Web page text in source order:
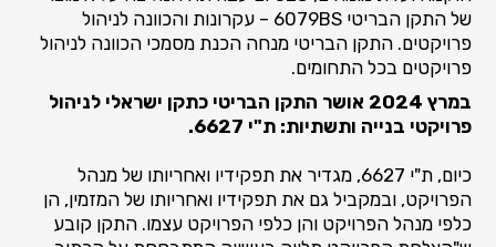
של התקן הבריטי 6079BS – עקרונות והכוונה לניהול
פרויקטים. התקן הבריטי מנחה הכנת מסמכי הכוונה לניהול
פרויקטים בכל התחומים.
במרץ 2024 אושר התקן הבריטי כתקן ישראלי לניהול
פרויקטי בנייה ותשתיות: ת"י 6627.
כיום, ת"י 6627, מגדיר את תפקידיו ואחריותו של מנהל
הפרויקט, ובמקביל גם את תפקידיו ואחריותו של המזמין, הן
כלפי מנהל הפרויקט והן כלפי הפרויקט עצמו. התקן קובע